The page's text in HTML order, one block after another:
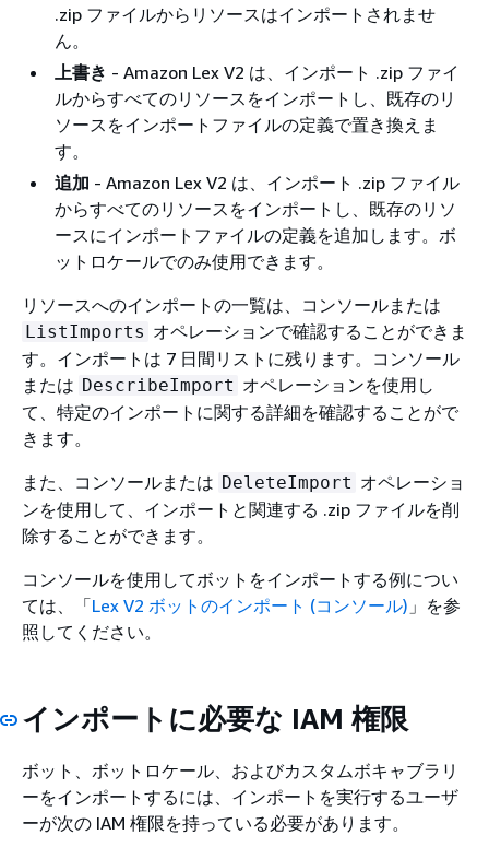
.zip ファイルからリソースはインポートされませ
ん。
上書き - Amazon Lex V2 は、インポート .zip ファイ
ルからすべてのリソースをインポートし、既存のリ
ソースをインポートファイルの定義で置き換えま
す。
追加 - Amazon Lex V2 は、インポート .zip ファイル
からすべてのリソースをインポートし、既存のリソ
ースにインポートファイルの定義を追加します。ボ
ットロケールでのみ使用できます。
リソースへのインポートの一覧は、コンソールまたは
ListImports オペレーションで確認することができま
す。インポートは 7 日間リストに残ります。コンソール
または DescribeImport オペレーションを使用し
て、特定のインポートに関する詳細を確認することがで
きます。
また、コンソールまたは DeleteImport オペレーショ
ンを使用して、インポートと関連する .zip ファイルを削
除することができます。
コンソールを使用してボットをインポートする例につい
ては、「Lex V2 ボットのインポート (コンソール) 」を参
照してください。
インポートに必要な IAM 権限
ボット、ボットロケール、およびカスタムボキャブラリ
ーをインポートするには、インポートを実行するユーザ
ーが次の IAM 権限を持っている必要があります。